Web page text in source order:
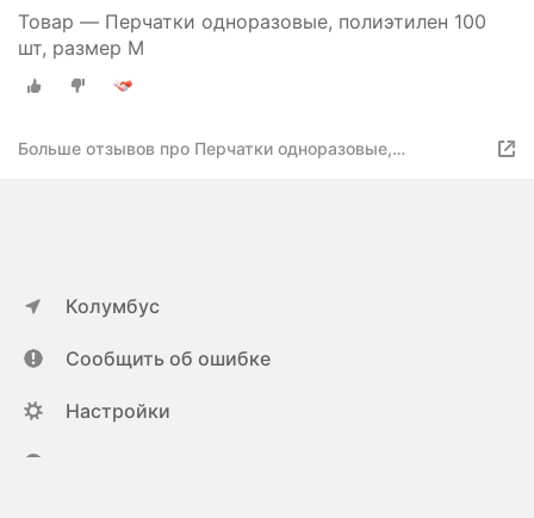
Товар — Перчатки одноразовые, полиэтилен 100
шт, размер M
Больше отзывов про Перчатки одноразовые,
Колумбус
Сообщить об ошибке
Настройки